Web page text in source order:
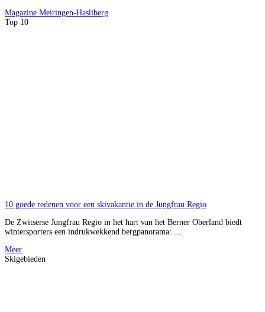
Magazine Meiringen-Hasliberg
Top 10
10 goede redenen voor een skivakantie in de Jungfrau Regio
De Zwitserse Jungfrau Regio in het hart van het Berner Oberland biedt
wintersporters een indrukwekkend bergpanorama: ...
Meer
Skigebieden